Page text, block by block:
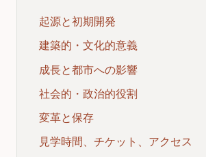
起源と初期開発
建築的・文化的意義
成長と都市への影響
社会的・政治的役割
変革と保存
見学時間、チケット、アクセス